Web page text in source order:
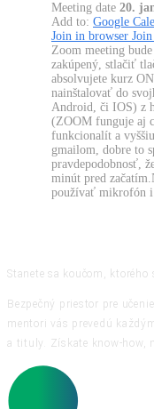
Meeting date 20.
Add to: Google
Join in browser
Zoom meeting
zakúpený, stlačiť
absolvujete kurz
nainštalovať do
Android, či IOS) z
(ZOOM funguje aj
funkcionalít a
gmailom, dobre to
pravdepodobnosť,
minút pred
používať mikrofón i
Stanete sa koučom, ktorého
Bezpečný priestor pre
mentori vás prevedú
a tituly. Získate know-how,